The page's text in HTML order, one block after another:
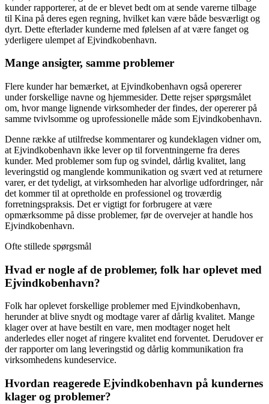
kunder rapporterer, at de er blevet bedt om at sende varerne tilbage
til Kina på deres egen regning, hvilket kan være både besværligt og
dyrt. Dette efterlader kunderne med følelsen af at være fanget og
yderligere ulempet af Ejvindkobenhavn.
Mange ansigter, samme problemer
Flere kunder har bemærket, at Ejvindkobenhavn også opererer
under forskellige navne og hjemmesider. Dette rejser spørgsmålet
om, hvor mange lignende virksomheder der findes, der opererer på
samme tvivlsomme og uprofessionelle måde som Ejvindkobenhavn.
Denne række af utilfredse kommentarer og kundeklagen vidner om,
at Ejvindkobenhavn ikke lever op til forventningerne fra deres
kunder. Med problemer som fup og svindel, dårlig kvalitet, lang
leveringstid og manglende kommunikation og svært ved at returnere
varer, er det tydeligt, at virksomheden har alvorlige udfordringer, når
det kommer til at opretholde en professionel og troværdig
forretningspraksis. Det er vigtigt for forbrugere at være
opmærksomme på disse problemer, før de overvejer at handle hos
Ejvindkobenhavn.
Ofte stillede spørgsmål
Hvad er nogle af de problemer, folk har oplevet med
Ejvindkobenhavn?
Folk har oplevet forskellige problemer med Ejvindkobenhavn,
herunder at blive snydt og modtage varer af dårlig kvalitet. Mange
klager over at have bestilt en vare, men modtager noget helt
anderledes eller noget af ringere kvalitet end forventet. Derudover er
der rapporter om lang leveringstid og dårlig kommunikation fra
virksomhedens kundeservice.
Hvordan reagerede Ejvindkobenhavn på kundernes
klager og problemer?